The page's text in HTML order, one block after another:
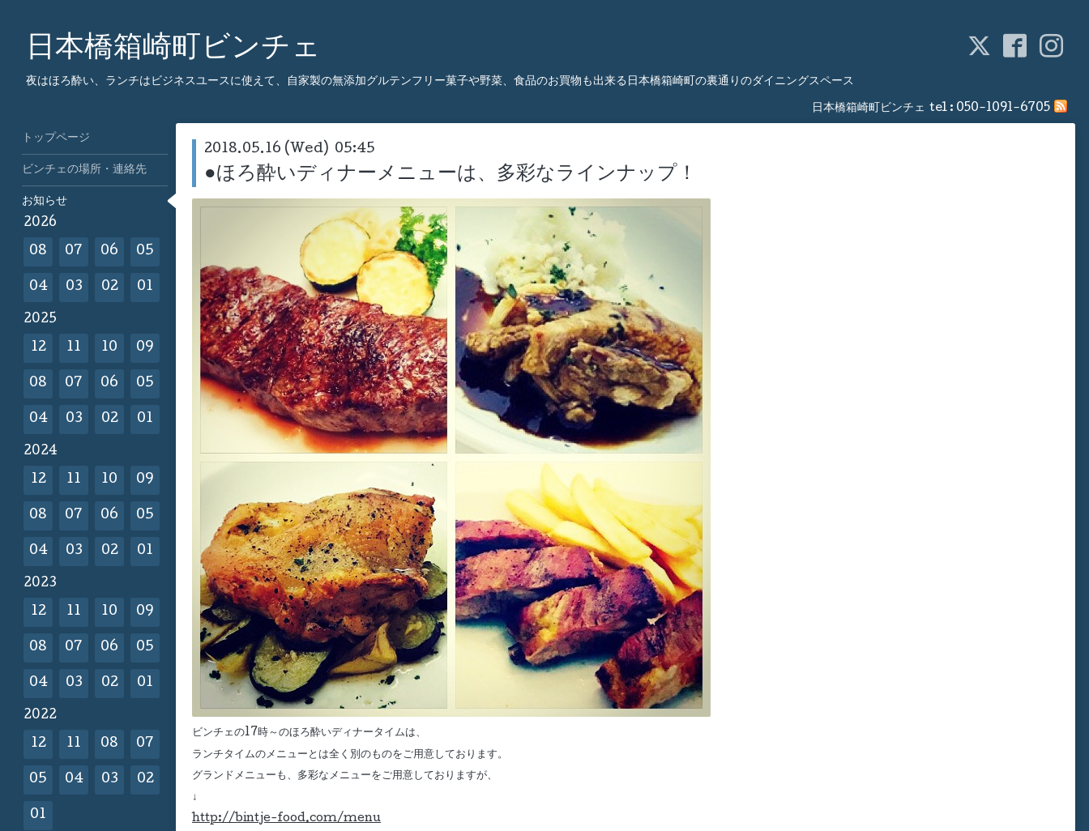
日本橋箱崎町ビンチェ
夜はほろ酔い、ランチはビジネスユースに使えて、自家製の無添加グルテンフリー菓子や野菜、食品のお買物も出来る日本橋箱崎町の裏通りのダイニングスペース
日本橋箱崎町ビンチェ tel : 050-1091-6705
2018.05.16 (Wed) 05:45
●ほろ酔いディナーメニューは、多彩なラインナップ！
ビンチェの17時～のほろ酔いディナータイムは、
ランチタイムのメニューとは全く別のものをご用意しております。
グランドメニューも、多彩なメニューをご用意しておりますが、
↓
http://bintje-food.com/menu
トップページ
ビンチェの場所・連絡先
お知らせ
2026
08 07 06 05
04 03 02 01
2025
12 11 10 09
08 07 06 05
04 03 02 01
2024
12 11 10 09
08 07 06 05
04 03 02 01
2023
12 11 10 09
08 07 06 05
04 03 02 01
2022
12 11 08 07
05 04 03 02
01